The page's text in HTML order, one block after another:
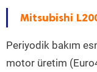
Mitsubishi
Periyodik bakım
motor üretim